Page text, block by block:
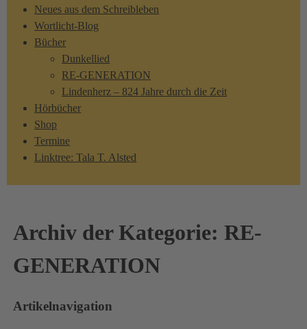
Neues aus dem Schreibleben
Wortlicht-Blog
Bücher
Dunkellied
RE-GENERATION
Lindenherz – 824 Jahre durch die Zeit
Hörbücher
Shop
Termine
Linktree: Tala T. Alsted
Archiv der Kategorie: RE-
GENERATION
Artikelnavigation